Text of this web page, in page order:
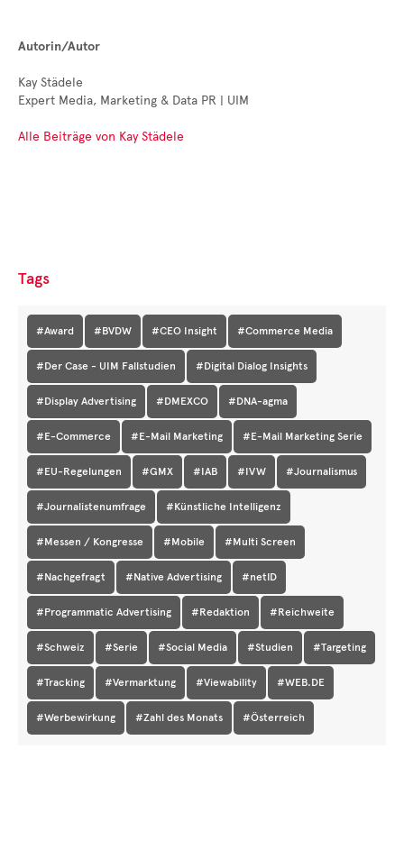
Autorin/Autor
Kay Städele
Expert Media, Marketing & Data PR | UIM
Alle Beiträge von Kay Städele
Tags
#Award #BVDW #CEO Insight #Commerce Media
#Der Case - UIM Fallstudien #Digital Dialog Insights
#Display Advertising #DMEXCO #DNA-agma
#E-Commerce #E-Mail Marketing #E-Mail Marketing Serie
#EU-Regelungen #GMX #IAB #IVW #Journalismus
#Journalistenumfrage #Künstliche Intelligenz
#Messen / Kongresse #Mobile #Multi Screen
#Nachgefragt #Native Advertising #netID
#Programmatic Advertising #Redaktion #Reichweite
#Schweiz #Serie #Social Media #Studien #Targeting
#Tracking #Vermarktung #Viewability #WEB.DE
#Werbewirkung #Zahl des Monats #Österreich